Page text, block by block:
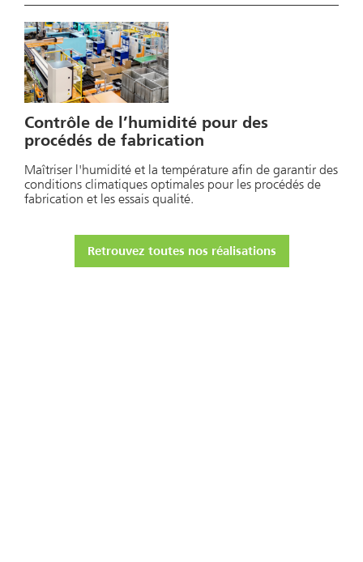
Contrôle de l’humidité pour des
procédés de fabrication
Maîtriser l'humidité et la température afin de garantir des
conditions climatiques optimales pour les procédés de
fabrication et les essais qualité.
Retrouvez toutes nos réalisations